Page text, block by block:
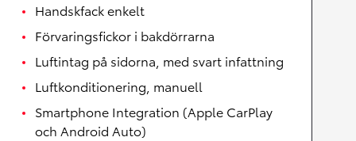
Handskfack enkelt
Förvaringsfickor i bakdörrarna
Luftintag på sidorna, med svart infattning
Luftkonditionering, manuell
Smartphone Integration (Apple CarPlay
och Android Auto)